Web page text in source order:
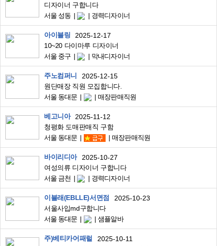
디자이너 구합니다
서울 성동
경력디자이너
아이블링
2025-12-17
10~20 다이마루 디자이너
서울 중구
막내디자이너
주노컴퍼니
2025-12-15
원단매장 직원 모집합니다.
서울 동대문
매장판매직원
베고니아
2025-11-12
청평화 도매판매직 구함
서울 동대문
매장판매직원
바이리디아
2025-10-27
여성의류 디자이너 구합니다
서울 금천
경력디자이너
이블래(EBLLE)서면점
2025-10-23
서울사입md구합니다
서울 동대문
샘플알바
주)베티카어패럴
2025-10-11